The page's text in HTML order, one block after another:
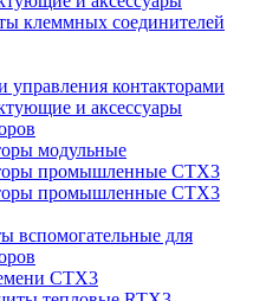
клеммных соединителей
управления контакторами
и аксессуары
модульные
промышленные CTX3
промышленные CTX3
вспомогательные для
CTX3